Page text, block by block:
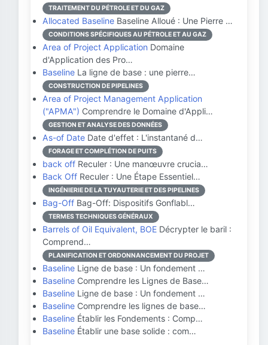
TRAITEMENT DU PÉTROLE ET DU GAZ
Allocated Baseline Baseline Alloué : Une Pierre …
CONDITIONS SPÉCIFIQUES AU PÉTROLE ET AU GAZ
Area of Project Application Domaine
d'Application des Pro…
Baseline La ligne de base : une pierre…
CONSTRUCTION DE PIPELINES
Area of Project Management Application
("APMA") Comprendre le Domaine d'Appli…
GESTION ET ANALYSE DES DONNÉES
As-of Date Date d'effet : L'instantané d…
FORAGE ET COMPLÉTION DE PUITS
back off Reculer : Une manœuvre crucia…
Back Off Reculer : Une Étape Essentiel…
INGÉNIERIE DE LA TUYAUTERIE ET DES PIPELINES
Bag-Off Bag-Off: Dispositifs Gonflabl…
TERMES TECHNIQUES GÉNÉRAUX
Barrels of Oil Equivalent, BOE Décrypter le baril :
Comprend…
PLANIFICATION ET ORDONNANCEMENT DU PROJET
Baseline Ligne de base : Un fondement …
Baseline Comprendre les Lignes de Base…
Baseline Ligne de base : Un fondement …
Baseline Comprendre les lignes de base…
Baseline Établir les Fondements : Comp…
Baseline Établir une base solide : com…